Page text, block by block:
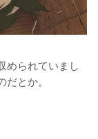
められていまし
とか。